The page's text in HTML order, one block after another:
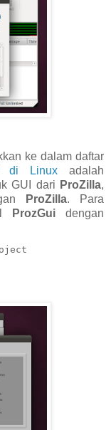
ke dalam daftar
di Linux adalah
GUI dari ProZilla,
ProZilla. Para
ProzGuidengan